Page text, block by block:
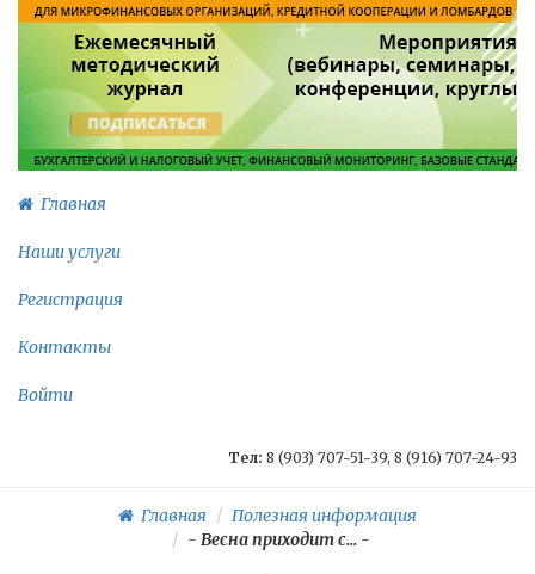
Главная
Наши услуги
Регистрация
Контакты
Войти
Тел: 8 (903) 707-51-39, 8 (916) 707-24-93
Главная
Полезная информация
- Весна приходит с...-